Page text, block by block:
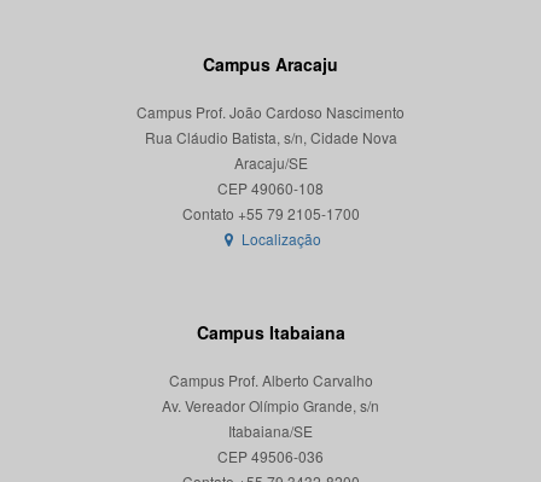
Campus Aracaju
Campus Prof. João Cardoso Nascimento
Rua Cláudio Batista, s/n, Cidade Nova
Aracaju/SE
CEP 49060-108
Localização
Campus Itabaiana
Campus Prof. Alberto Carvalho
Av. Vereador Olímpio Grande, s/n
Itabaiana/SE
CEP 49506-036